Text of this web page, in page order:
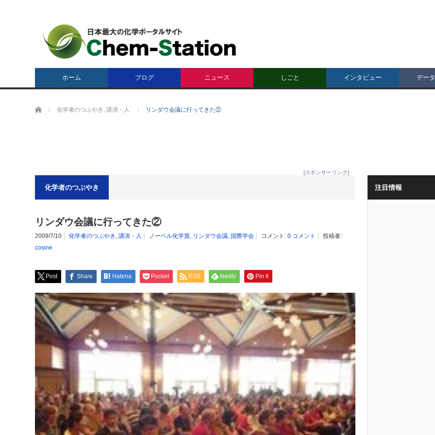
ホーム ブログ ニュース しごと インタビュー デー
ホーム 化学者のつぶやき , 講演・人 リンダウ会議に行ってきた②
[スポンサーリンク]
化学者のつぶやき
リンダウ会議に行ってきた②
2009/7/10 化学者のつぶやき , 講演・人 ノーベル化学賞, リンダウ会議, 国際学会 コメント: 0 コメント
投稿者:
cosine
Post Share Hatena Pocket RSS feedly Pin it
注目情報